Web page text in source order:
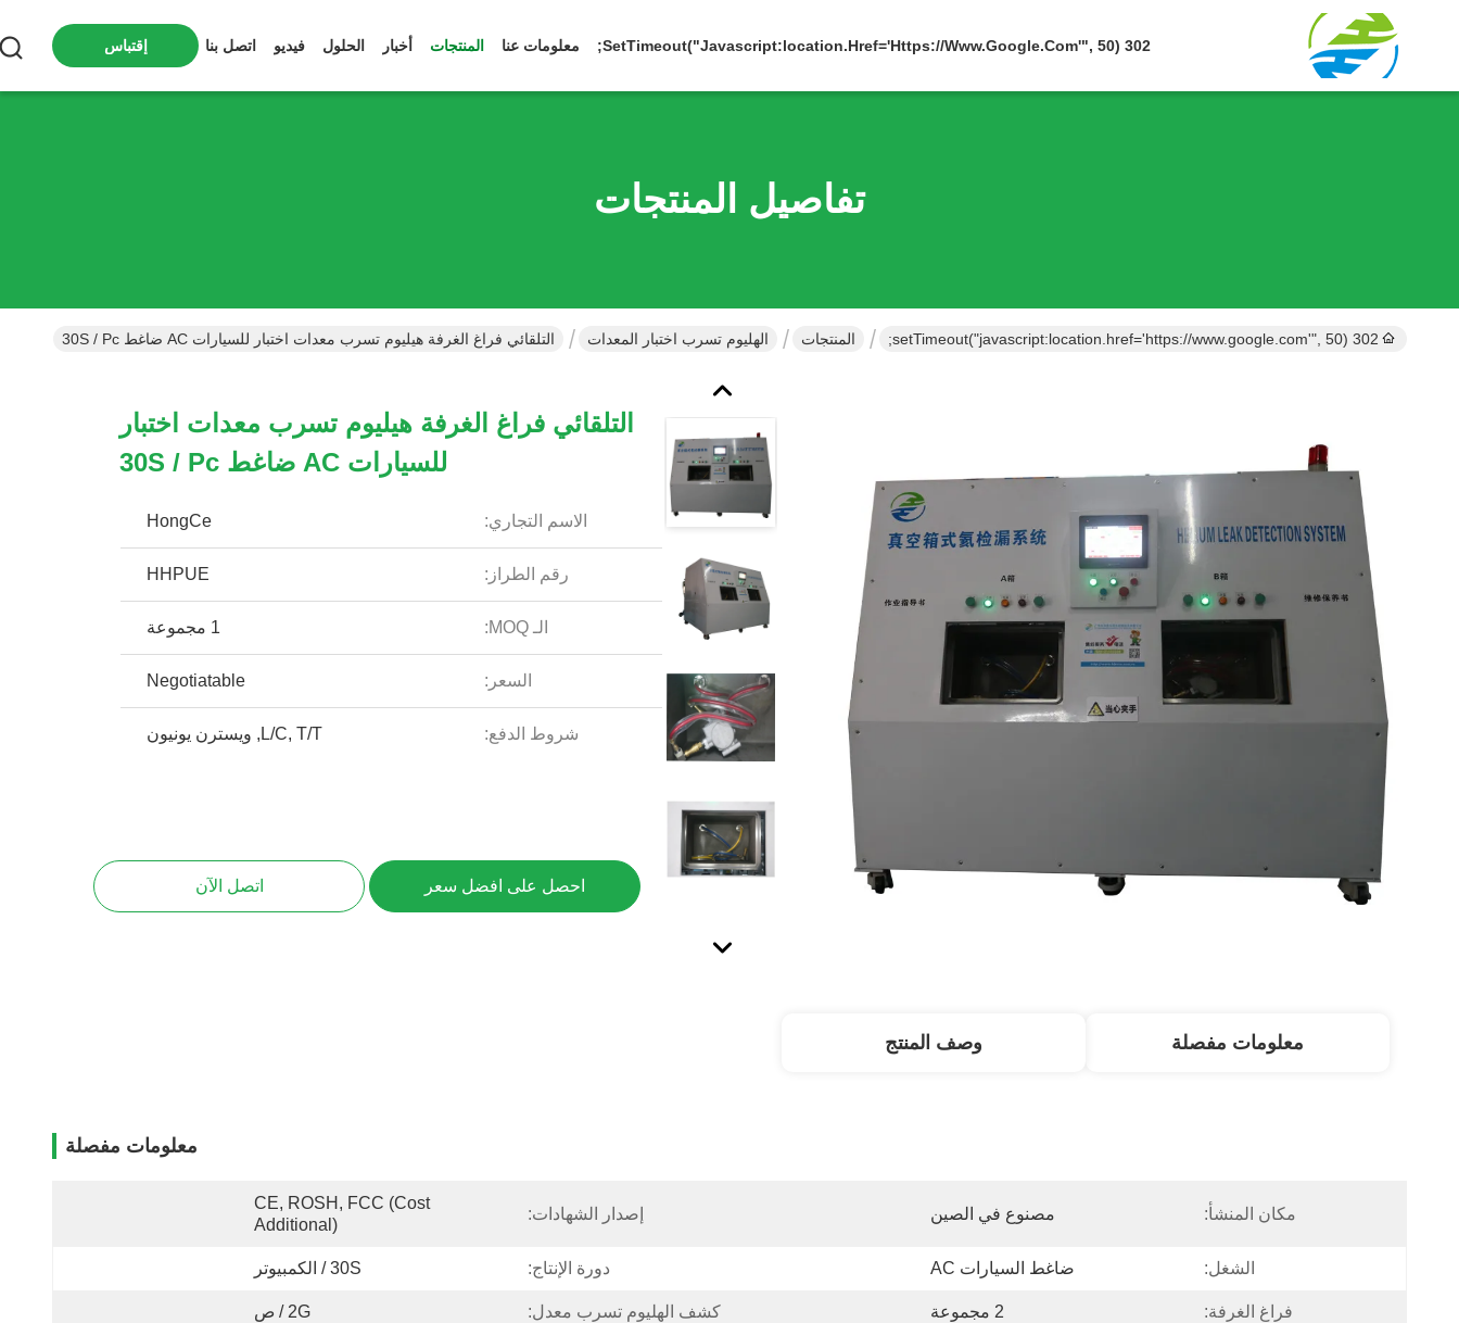
302 SetTimeout("javascript:location.href='https://www.google.com'", 50); معلومات عنا المنتجات أخبار الحلول فيديو اتصل بنا إقتباس
تفاصيل المنتجات
302 setTimeout("javascript:location.href='https://www.google.com'", 50); المنتجات الهليوم تسرب اختبار المعدات التلقائي فراغ الغرفة هيليوم تسرب معدات اختبار للسيارات AC ضاغط 30S / Pc
التلقائي فراغ الغرفة هيليوم تسرب معدات اختبار
للسيارات AC ضاغط 30S / Pc
الاسم التجاري: HongCe
رقم الطراز: HHPUE
الـ MOQ: 1 مجموعة
السعر: Negotiatable
شروط الدفع: L/C, T/T, ويسترن يونيون
احصل على افضل سعر اتصل الآن
معلومات مفصلة وصف المنتج
معلومات مفصلة
مكان المنشأ: مصنوع في الصين إصدار الشهادات:
CE, ROSH, FCC (Cost
Additional)
الشغل: ضاغط السيارات AC دورة الإنتاج: 30S / الكمبيوتر
فراغ الغرفة: 2 مجموعة كشف الهليوم تسرب معدل: 2G / ص